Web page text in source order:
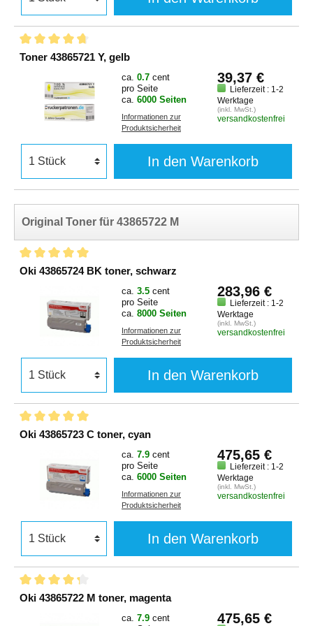
Toner 43865721 Y, gelb
ca. 0.7 cent
pro Seite
ca. 6000 Seiten
Informationen zur
Produktsicherheit
39,37 €
Lieferzeit : 1-2
Werktage
(inkl. MwSt.)
versandkostenfrei
In den Warenkorb
Original Toner für 43865722 M
Oki 43865724 BK toner, schwarz
ca. 3.5 cent
pro Seite
ca. 8000 Seiten
Informationen zur
Produktsicherheit
283,96 €
Lieferzeit : 1-2
Werktage
(inkl. MwSt.)
versandkostenfrei
In den Warenkorb
Oki 43865723 C toner, cyan
ca. 7.9 cent
pro Seite
ca. 6000 Seiten
Informationen zur
Produktsicherheit
475,65 €
Lieferzeit : 1-2
Werktage
(inkl. MwSt.)
versandkostenfrei
In den Warenkorb
Oki 43865722 M toner, magenta
ca. 7.9 cent
475,65 €